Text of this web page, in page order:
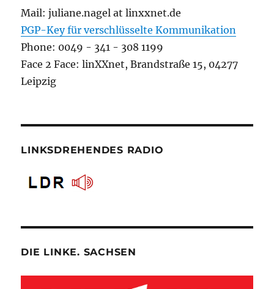
Mail: juliane.nagel at linxxnet.de
PGP-Key für verschlüsselte Kommunikation
Phone: 0049 - 341 - 308 1199
Face 2 Face: linXXnet, Brandstraße 15, 04277
Leipzig
LINKSDREHENDES RADIO
DIE LINKE. SACHSEN